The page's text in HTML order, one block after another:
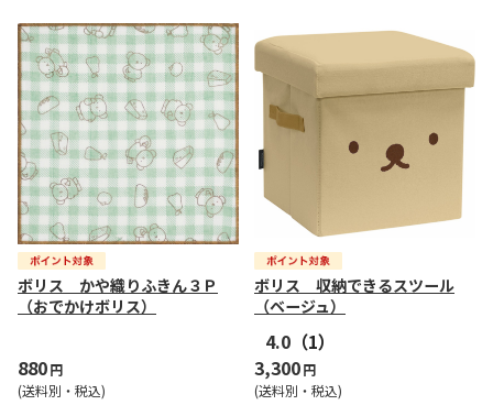
ボリス かや織りふきん３Ｐ
（おでかけボリス）
880円
(送料別・税込)
ボリス 収納できるスツール
（ベージュ）
4.0 （1）
3,300円
(送料別・税込)